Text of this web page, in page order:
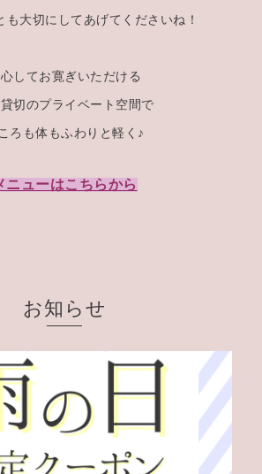
も大切にしてあげてくださいね！
してお寛ぎいただける
切のプライベート空間で
ろも体もふわりと軽く♪
ニューはこちらから
お知らせ